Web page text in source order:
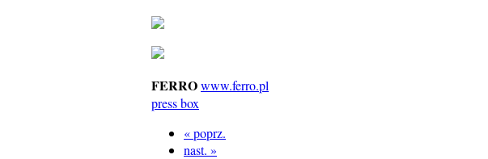
FERROwww.ferro.pl
press box
« poprz.
nast. »